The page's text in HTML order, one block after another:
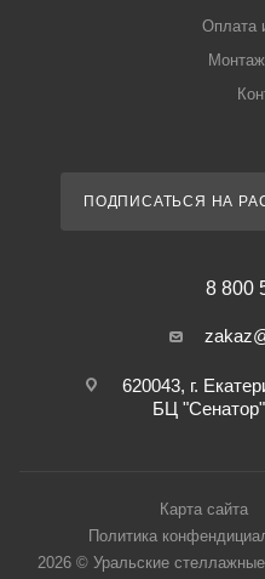
Оплата
ПОДПИСАТЬСЯ НА
8 800
620043, г.
БЦ
Карта сайта
Политика
2026 © Уральские